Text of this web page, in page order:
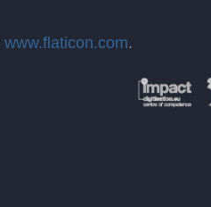
www.flaticon.com.